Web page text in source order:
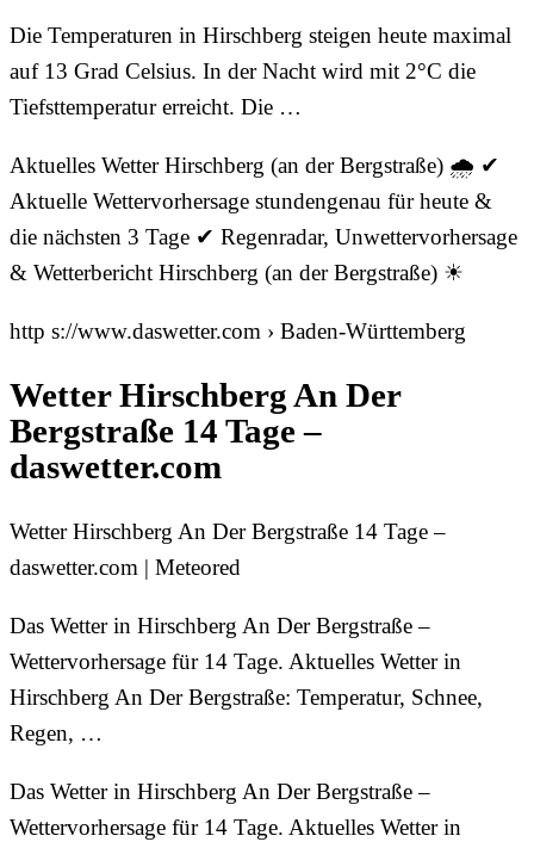
Die Temperaturen in Hirschberg steigen heute maximal
auf 13 Grad Celsius. In der Nacht wird mit 2°C die
Tiefsttemperatur erreicht. Die …
Aktuelles Wetter Hirschberg (an der Bergstraße) 🌧️ ✔
Aktuelle Wettervorhersage stundengenau für heute &
die nächsten 3 Tage ✔ Regenradar, Unwettervorhersage
& Wetterbericht Hirschberg (an der Bergstraße) ☀
http s://www.daswetter.com › Baden-Württemberg
Wetter Hirschberg An Der
Bergstraße 14 Tage –
daswetter.com
Wetter Hirschberg An Der Bergstraße 14 Tage –
daswetter.com | Meteored
Das Wetter in Hirschberg An Der Bergstraße –
Wettervorhersage für 14 Tage. Aktuelles Wetter in
Hirschberg An Der Bergstraße: Temperatur, Schnee,
Regen, …
Das Wetter in Hirschberg An Der Bergstraße –
Wettervorhersage für 14 Tage. Aktuelles Wetter in